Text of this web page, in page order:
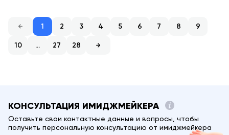
1 2 3 4 5 6 7 8 9
10 ... 27 28
КОНСУЛЬТАЦИЯ ИМИДЖМЕЙКЕРА
Оставьте свои контактные данные и вопросы, чтобы
получить персональную консультацию от имиджмейкера